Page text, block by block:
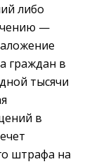
либо
—
граждан в
тысячи
в
штрафа на